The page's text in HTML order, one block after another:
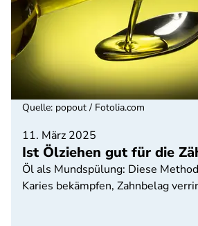
11. März 2025
Ist Ölziehen gut für die
Öl als Mundspülung: Diese
Karies bekämpfen, Zahnbelag
Quelle: popout / Fotolia.com